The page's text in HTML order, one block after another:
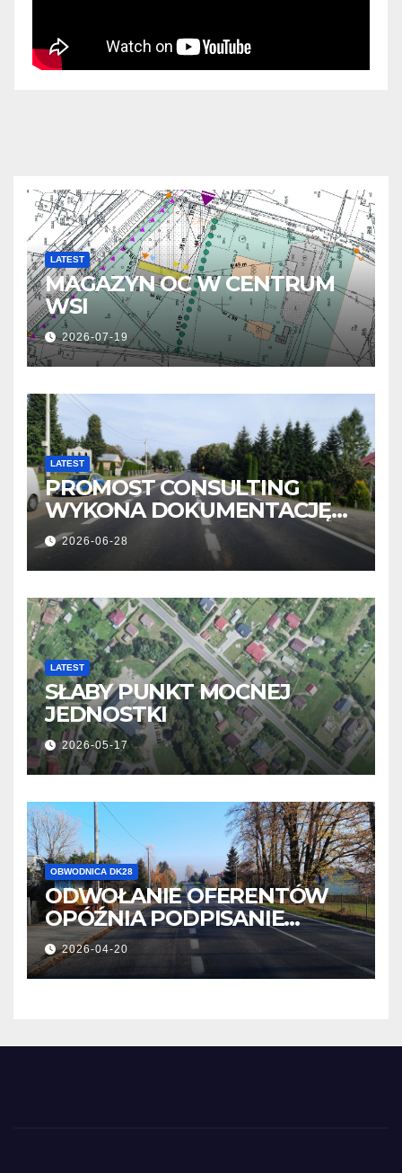
LATEST
MAGAZYN OC W CENTRUM
WSI
2026-07-19
LATEST
PROMOST CONSULTING
WYKONA DOKUMENTACJĘ
OBWODNICY NOWOSIELEC I
PISAROWIEC
2026-06-28
LATEST
SŁABY PUNKT MOCNEJ
JEDNOSTKI
2026-05-17
OBWODNICA DK28
ODWOŁANIE OFERENTÓW
OPÓŹNIA PODPISANIE
UMOWY
2026-04-20